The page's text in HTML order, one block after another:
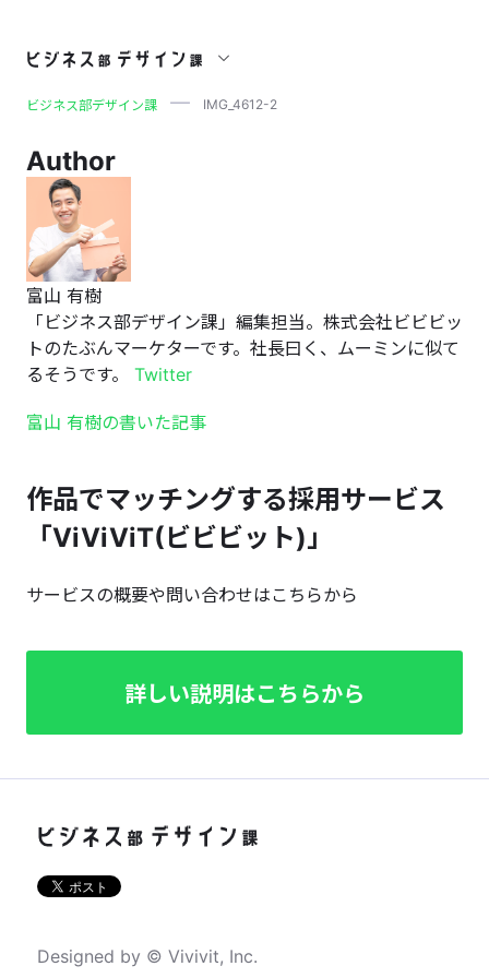
IMG_4612-2
ビジネス部デザイン課 IMG_4612-2
Author
富山 有樹
「ビジネス部デザイン課」編集担当。株式会社ビビビッ
トのたぶんマーケターです。社長曰く、ムーミンに似て
るそうです。 Twitter
富山 有樹の書いた記事
作品でマッチングする採用サービス
「ViViViT(ビビビット)」
サービスの概要や問い合わせはこちらから
詳しい説明はこちらから
Designed by © Vivivit, Inc.